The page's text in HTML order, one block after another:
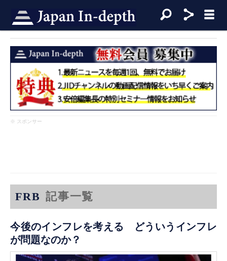
※ スポンサー
FRB 記事一覧
今後のインフレを考える どういうインフレ
が問題なのか？